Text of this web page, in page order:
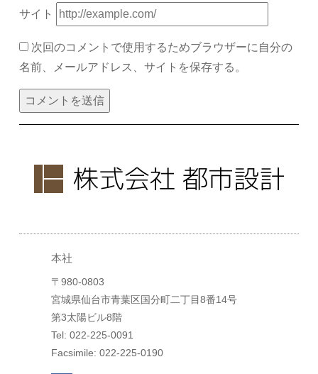
サイト
次回のコメントで使用するためブラウザーに自分の
名前、メールアドレス、サイトを保存する。
本社
〒980-0803
宮城県仙台市青葉区国分町二丁目8番14号
第3太陽ビル8階
Tel: 022-225-0091
Facsimile: 022-225-0190